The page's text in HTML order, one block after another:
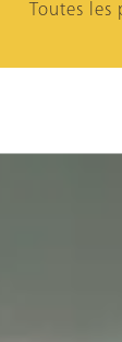
Toutes